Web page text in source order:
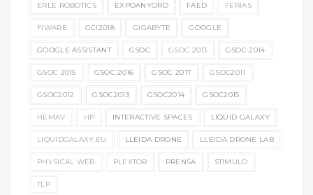
ERLE ROBOTICS EXPOANYORO FAED FERIAS
FIWARE GCI2018 GIGABYTE GOOGLE
GOOGLE ASSISTANT GSOC GSOC 2013 GSOC 2014
GSOC 2015 GSOC 2016 GSOC 2017 GSOC2011
GSOC2012 GSOC2013 GSOC2014 GSOC2015
HEMAV HP INTERACTIVE SPACES LIQUID GALAXY
LIQUIDGALAXY.EU LLEIDA DRONE LLEIDA DRONE LAB
PHYSICAL WEB PLEXTOR PRENSA STIMULO
TLP